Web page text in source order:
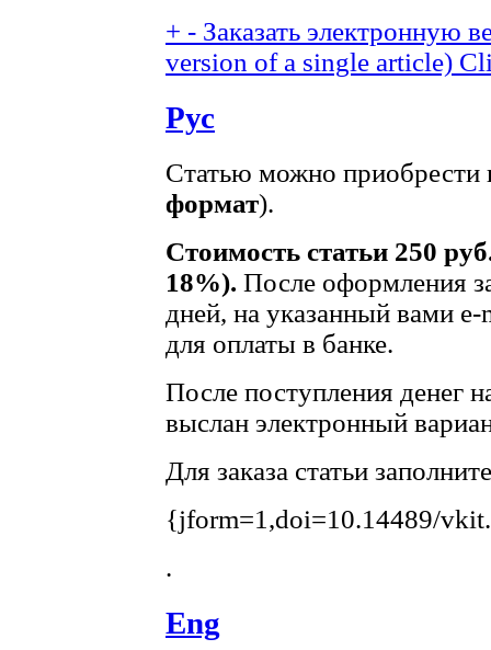
+ - Заказать электронную
version of a single article)
Рус
Статью можно приобрести
формат).
Стоимость статьи 250
18%). После оформления
дней, на указанный вами
для оплаты в банке.
После поступления денег
выслан электронный
Для заказа статьи
{jform=1,doi=10.14489/
.
Eng